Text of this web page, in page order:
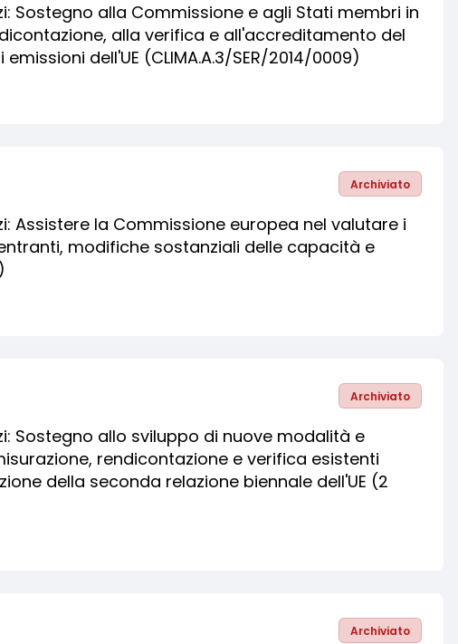
Sostegno alla Commissione e agli Stati membri in
alla verifica e all'accreditamento del
dell'UE (CLIMA.A.3/SER/2014/0009)
Archiviato
Assistere la Commissione europea nel valutare i
modifiche sostanziali delle capacità e
Archiviato
Sostegno allo sviluppo di nuove modalità e
rendicontazione e verifica esistenti
della seconda relazione biennale dell'UE (2
Archiviato